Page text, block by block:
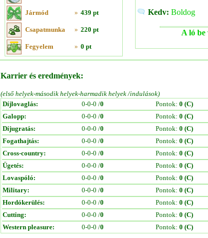
Jármód » 439 pt
Csapatmunka » 220 pt
Fegyelem » 0 pt
Kedv: Boldog
A ló be
Karrier és eredmények:
(első helyek-második helyek-harmadik helyek /indulások)
Díjlovaglás:
0-0-0 /0 Pontok: 0 (C)
Galopp:
0-0-0 /0 Pontok: 0 (C)
Díjugratás:
0-0-0 /0 Pontok: 0 (C)
Fogathajtás:
0-0-0 /0 Pontok: 0 (C)
Cross-country:
0-0-0 /0 Pontok: 0 (C)
Ügetés:
0-0-0 /0 Pontok: 0 (C)
Lovaspóló:
0-0-0 /0 Pontok: 0 (C)
Military:
0-0-0 /0 Pontok: 0 (C)
Hordókerülés:
0-0-0 /0 Pontok: 0 (C)
Cutting:
0-0-0 /0 Pontok: 0 (C)
Western pleasure:
0-0-0 /0 Pontok: 0 (C)